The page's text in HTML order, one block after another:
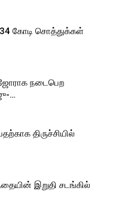
34 கோடி சொத்துக்கள்
நடைபெற
…
திருச்சியில்
இறுதி சடங்கில்